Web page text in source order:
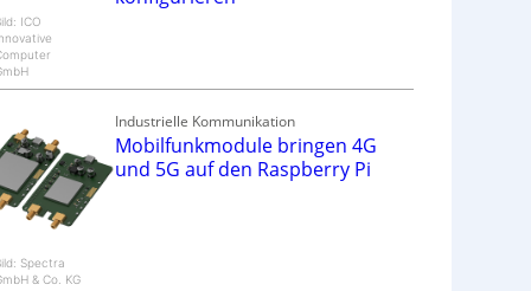
ICO
Spectra
& Co. KG
Industrielle Kommunikation
Mobilfunkmodule bringen 4G
und 5G auf den Raspberry Pi